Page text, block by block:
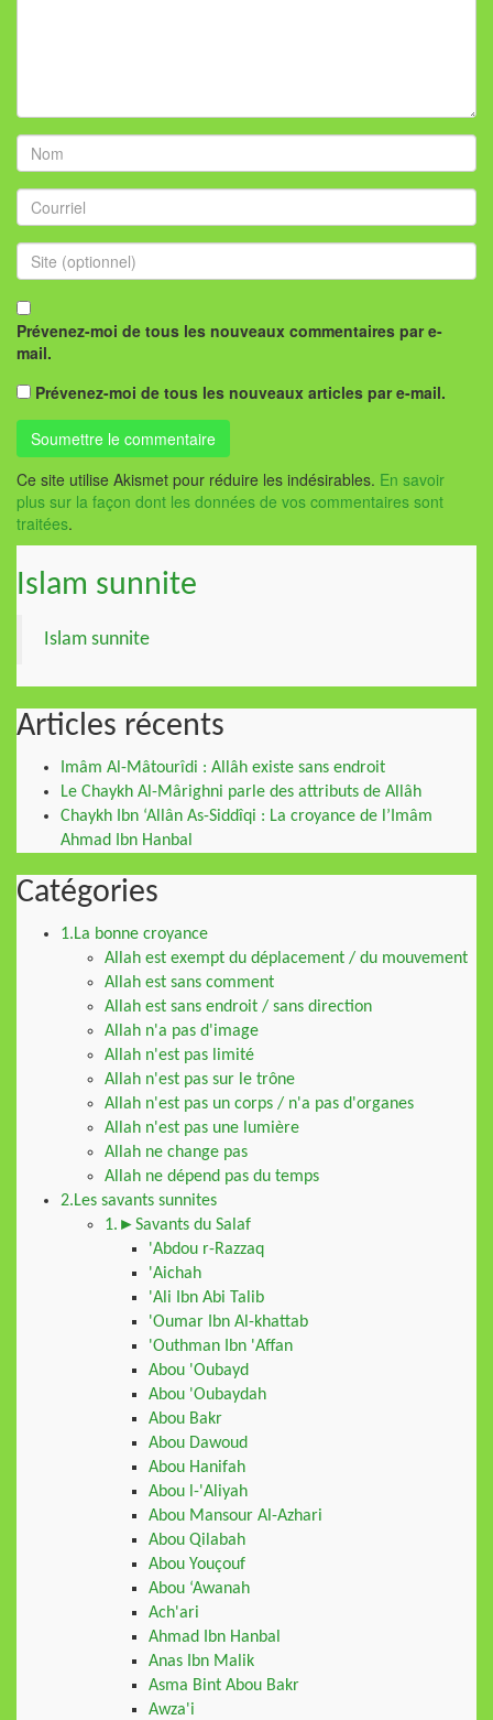
Prévenez-moi de tous les nouveaux commentaires par e-
mail.
Prévenez-moi de tous les nouveaux articles par e-mail.
Ce site utilise Akismet pour réduire les indésirables. En savoir
plus sur la façon dont les données de vos commentaires sont
traitées.
Islam sunnite
Islam sunnite
Articles récents
Imâm Al-Mâtourîdi : Allâh existe sans endroit
Le Chaykh Al-Mârighni parle des attributs de Allâh
Chaykh Ibn ‘Allân As-Siddîqi : La croyance de l’Imâm
Ahmad Ibn Hanbal
Catégories
1.La bonne croyance
Allah est exempt du déplacement / du mouvement
Allah est sans comment
Allah est sans endroit / sans direction
Allah n'a pas d'image
Allah n'est pas limité
Allah n'est pas sur le trône
Allah n'est pas un corps / n'a pas d'organes
Allah n'est pas une lumière
Allah ne change pas
Allah ne dépend pas du temps
2.Les savants sunnites
1.►Savants du Salaf
'Abdou r-Razzaq
'Aichah
'Ali Ibn Abi Talib
'Oumar Ibn Al-khattab
'Outhman Ibn 'Affan
Abou 'Oubayd
Abou 'Oubaydah
Abou Bakr
Abou Dawoud
Abou Hanifah
Abou l-'Aliyah
Abou Mansour Al-Azhari
Abou Qilabah
Abou Youçouf
Abou ‘Awanah
Ach'ari
Ahmad Ibn Hanbal
Anas Ibn Malik
Asma Bint Abou Bakr
Awza'i